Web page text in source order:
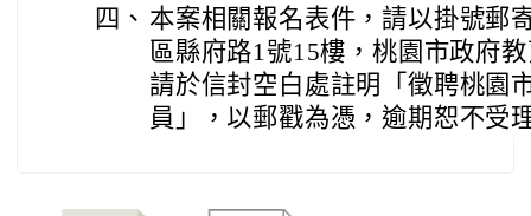
四、 本案相關報名表件，請以掛號郵
區縣府路1號15樓，桃園市政府
請於信封空白處註明「徵聘桃園
員」，以郵戳為憑，逾期恕不受